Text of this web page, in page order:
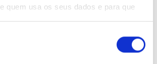
quem usa os seus dados e para que
também de:
(Bancária) Eletrónica